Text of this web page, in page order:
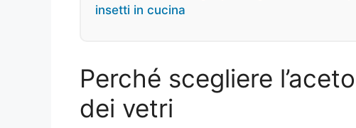
insetti in cucina
Perché scegliere
dei vetri